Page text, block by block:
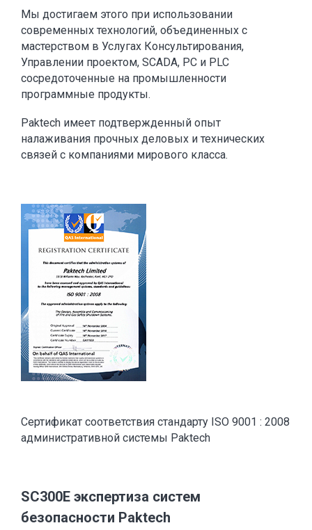
Мы достигаем этого при использовании
современных технологий, объединенных с
мастерством в Услугах Консультирования,
Управлении проектом, SCADA, PC и PLC
сосредоточенные на промышленности
программные продукты.
Paktech имеет подтвержденный опыт
налаживания прочных деловых и технических
связей с компаниями мирового класса.
Сертификат соответствия стандарту ISO 9001 : 2008
административной системы Paktech
SC300E экспертиза систем
безопасности Paktech